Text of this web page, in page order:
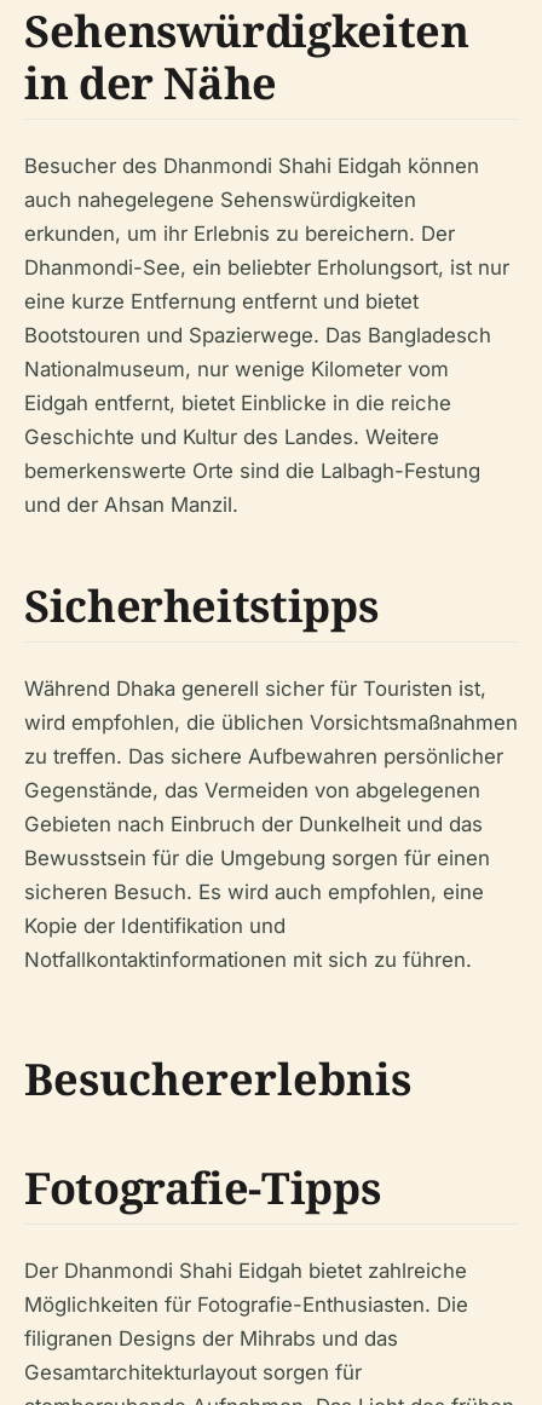
Sehenswürdigkeiten
in der Nähe
Besucher des Dhanmondi Shahi Eidgah können
auch nahegelegene Sehenswürdigkeiten
erkunden, um ihr Erlebnis zu bereichern. Der
Dhanmondi-See, ein beliebter Erholungsort, ist nur
eine kurze Entfernung entfernt und bietet
Bootstouren und Spazierwege. Das Bangladesch
Nationalmuseum, nur wenige Kilometer vom
Eidgah entfernt, bietet Einblicke in die reiche
Geschichte und Kultur des Landes. Weitere
bemerkenswerte Orte sind die Lalbagh-Festung
und der Ahsan Manzil.
Sicherheitstipps
Während Dhaka generell sicher für Touristen ist,
wird empfohlen, die üblichen Vorsichtsmaßnahmen
zu treffen. Das sichere Aufbewahren persönlicher
Gegenstände, das Vermeiden von abgelegenen
Gebieten nach Einbruch der Dunkelheit und das
Bewusstsein für die Umgebung sorgen für einen
sicheren Besuch. Es wird auch empfohlen, eine
Kopie der Identifikation und
Notfallkontaktinformationen mit sich zu führen.
Besuchererlebnis
Fotografie-Tipps
Der Dhanmondi Shahi Eidgah bietet zahlreiche
Möglichkeiten für Fotografie-Enthusiasten. Die
filigranen Designs der Mihrabs und das
Gesamtarchitekturlayout sorgen für